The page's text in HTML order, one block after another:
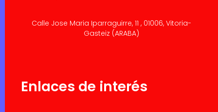
Calle Jose Maria Iparraguirre, 11 , 01006, Vitoria-
Gasteiz (ARABA)
Enlaces de interés